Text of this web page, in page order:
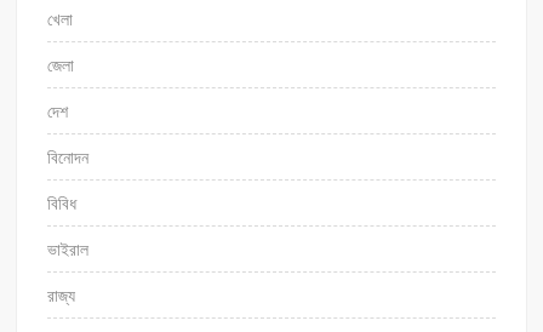
খেলা
জেলা
দেশ
বিনোদন
বিবিধ
ভাইরাল
রাজ্য